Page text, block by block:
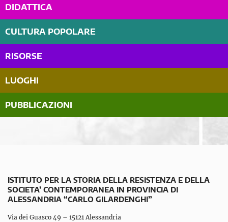
DIDATTICA
CULTURA POPOLARE
RISORSE
LUOGHI
PUBBLICAZIONI
ISTITUTO PER LA STORIA DELLA RESISTENZA E DELLA
SOCIETA’ CONTEMPORANEA IN PROVINCIA DI
ALESSANDRIA “CARLO GILARDENGHI”
Via dei Guasco 49 – 15121 Alessandria